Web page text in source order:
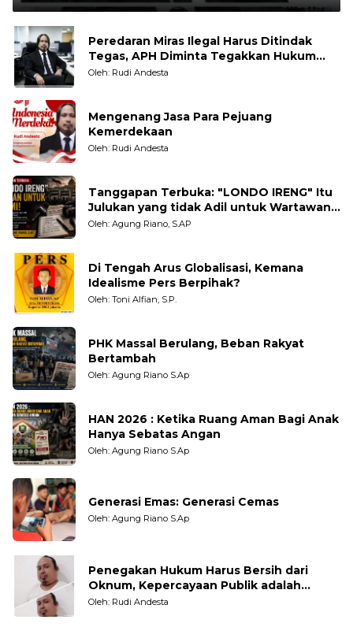
Peredaran Miras Ilegal Harus Ditindak
Tegas, APH Diminta Tegakkan Hukum
Tanpa Pandang Bulu
Oleh: Rudi Andesta
Mengenang Jasa Para Pejuang
Kemerdekaan
Oleh: Rudi Andesta
Tanggapan Terbuka: "LONDO IRENG" Itu
Julukan yang tidak Adil untuk Wartawan,
Pengamat dan LSM
Oleh: Agung Riano, S.AP
Di Tengah Arus Globalisasi, Kemana
Idealisme Pers Berpihak?
Oleh: Toni Alfian, S.P.
PHK Massal Berulang, Beban Rakyat
Bertambah
Oleh: Agung Riano S.Ap
HAN 2026 : Ketika Ruang Aman Bagi Anak
Hanya Sebatas Angan
Oleh: Agung Riano S.Ap
Generasi Emas: Generasi Cemas
Oleh: Agung Riano S.Ap
Penegakan Hukum Harus Bersih dari
Oknum, Kepercayaan Publik adalah
Taruhannya
Oleh: Rudi Andesta